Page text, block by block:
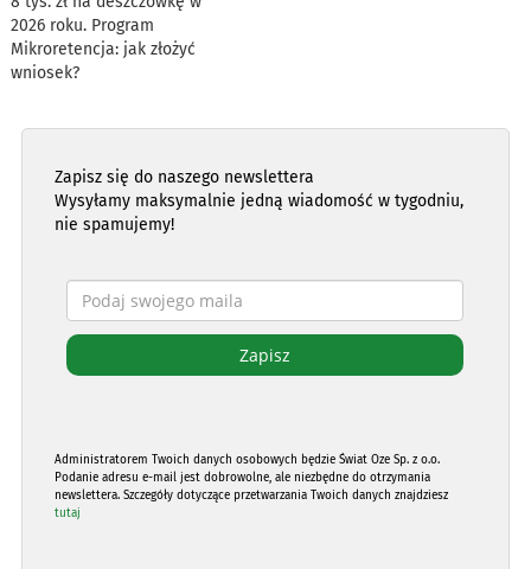
2026 roku. Program
Mikroretencja: jak złożyć
wniosek?
Zapisz się do naszego newslettera
Wysyłamy maksymalnie jedną wiadomość w tygodniu,
nie spamujemy!
Administratorem Twoich danych osobowych będzie Świat Oze Sp. z o.o.
Podanie adresu e-mail jest dobrowolne, ale niezbędne do otrzymania
newslettera. Szczegóły dotyczące przetwarzania Twoich danych znajdziesz
tutaj